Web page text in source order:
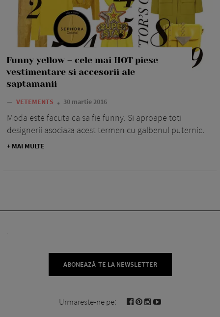
Funny yellow – cele mai HOT piese
vestimentare si accesorii ale
saptamanii
— VETEMENTS 30 martie 2016
Moda este facuta ca sa fie funny. Si aproape toti
designerii asociaza acest termen cu galbenul puternic.
+ MAI MULTE
ABONEAZĂ-TE LA NEWSLETTER
Urmareste-ne pe: